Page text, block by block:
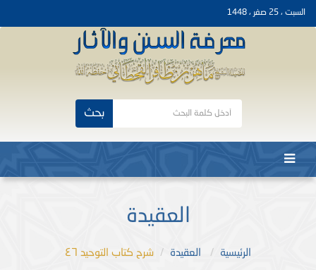
السبت ، 25 صفر ، 1448
بحث
العقيدة
الرئيسية العقيدة شرح كتاب التوحيد ٤٦